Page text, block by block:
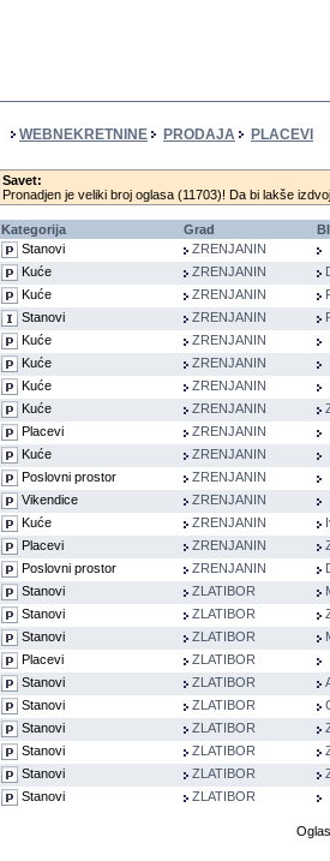
WEBNEKRETNINE PRODAJA PLACEVI
Savet:
Pronadjen je veliki broj oglasa (11703)! Da bi lakše
Kategorija Grad
Stanovi
ZRENJANIN
Kuće
ZRENJANIN
Kuće
ZRENJANIN
Stanovi
ZRENJANIN
Kuće
ZRENJANIN
Kuće
ZRENJANIN
Kuće
ZRENJANIN
Kuće
ZRENJANIN
Placevi
ZRENJANIN
Kuće
ZRENJANIN
Poslovni prostor
ZRENJANIN
Vikendice
ZRENJANIN
Kuće
ZRENJANIN
Placevi
ZRENJANIN
Poslovni prostor
ZRENJANIN
Stanovi
ZLATIBOR
Stanovi
ZLATIBOR
Stanovi
ZLATIBOR
Placevi
ZLATIBOR
Stanovi
ZLATIBOR
Stanovi
ZLATIBOR
Stanovi
ZLATIBOR
Stanovi
ZLATIBOR
Stanovi
ZLATIBOR
Stanovi
ZLATIBOR